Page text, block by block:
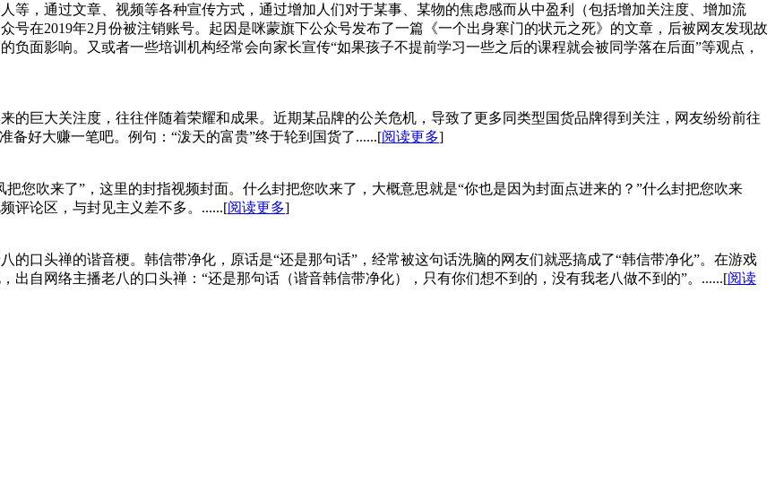
等，通过文章、视频等各种宣传方式，通过增加人们对于某事、某物的焦虑感而从中盈利（包括增加关注度、增加流
号在2019年2月份被注销账号。起因是咪蒙旗下公众号发布了一篇《一个出身寒门的状元之死》的文章，后被网友发现故
面影响。又或者一些培训机构经常会向家长宣传“如果孩子不提前学习一些之后的课程就会被同学落在后面”等观点，
的巨大关注度，往往伴随着荣耀和成果。近期某品牌的公关危机，导致了更多同类型国货品牌得到关注，网友纷纷前往
备好大赚一笔吧。例句：“泼天的富贵”终于轮到国货了......[阅读更多]
您吹来了”，这里的封指视频封面。什么封把您吹来了，大概意思就是“你也是‌‌‌‌‌‌‌‌‌‌因为封面点进来的？”什么封把您吹来
评论区，与封见主义差不多。......[阅读更多]
的口头禅的谐音梗。韩信带净化，原话是“还是那句话”，经常被这句话洗脑的网友们就恶搞成了“韩信带净化”。在游戏
出自网络主播老八的口头禅：“还是那句话（谐音韩信带净化），只有你们想不到的，没有我老八做不到的”。......[阅读